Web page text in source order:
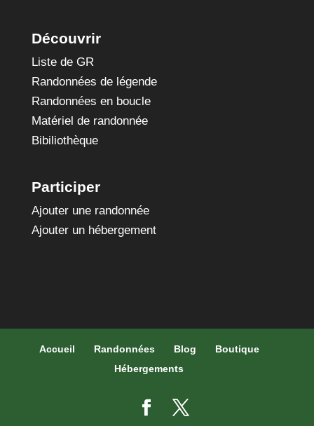
Découvrir
Liste de GR
Randonnées de légende
Randonnées en boucle
Matériel de randonnée
Bibiliothèque
Participer
Ajouter une randonnée
Ajouter un hébergement
Accueil Randonnées Blog
Boutique
Hébergements